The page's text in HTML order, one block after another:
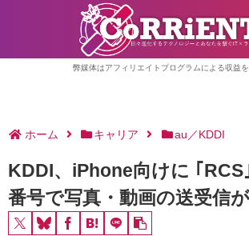
弊媒体はアフィリエイトプログラムによる収益
ホーム キャリア au／KDDI
KDDI、iPhone向けに ｢RCS
番号で写真・動画の送受信